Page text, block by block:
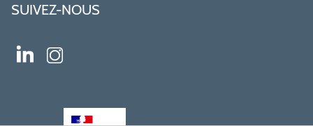
SUIVEZ-NOUS